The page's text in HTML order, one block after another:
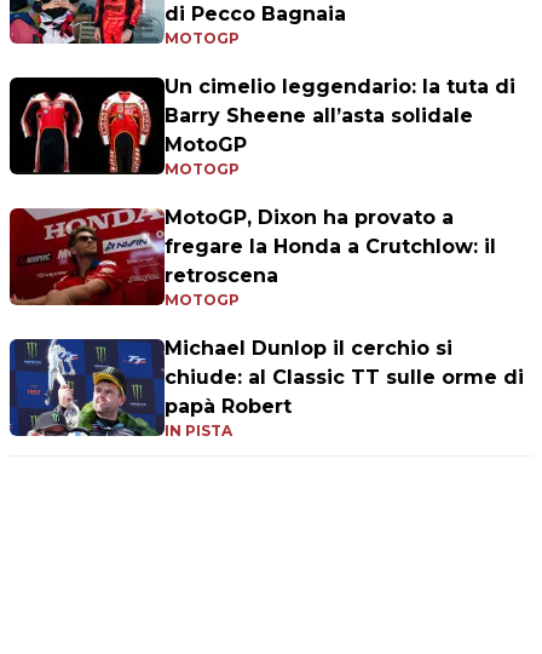
di Pecco Bagnaia
MOTOGP
Un cimelio leggendario: la tuta di
Barry Sheene all’asta solidale
MotoGP
MOTOGP
MotoGP, Dixon ha provato a
fregare la Honda a Crutchlow: il
retroscena
MOTOGP
Michael Dunlop il cerchio si
chiude: al Classic TT sulle orme di
papà Robert
IN PISTA